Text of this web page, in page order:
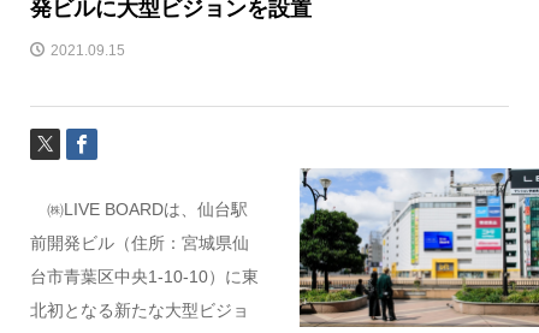
発ビルに大型ビジョンを設置
2021.09.15
㈱LIVE BOARDは、仙台駅
前開発ビル（住所：宮城県仙
台市青葉区中央1-10-10）に東
北初となる新たな大型ビジョ